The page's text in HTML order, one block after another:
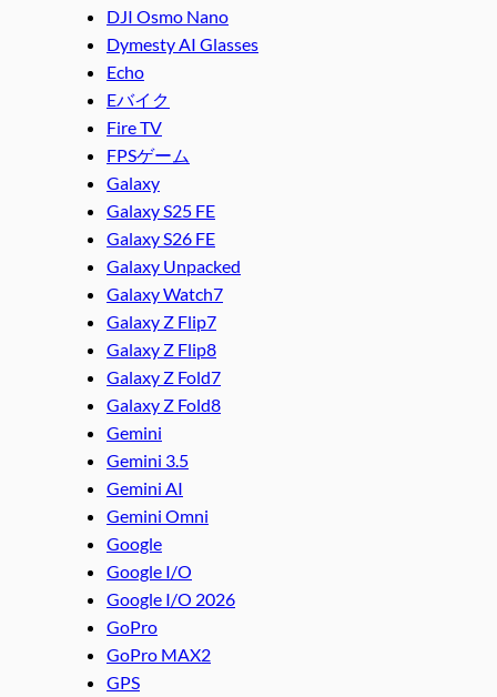
DJI Osmo Nano
Dymesty AI Glasses
Echo
Eバイク
Fire TV
FPSゲーム
Galaxy
Galaxy S25 FE
Galaxy S26 FE
Galaxy Unpacked
Galaxy Watch7
Galaxy Z Flip7
Galaxy Z Flip8
Galaxy Z Fold7
Galaxy Z Fold8
Gemini
Gemini 3.5
Gemini AI
Gemini Omni
Google
Google I/O
Google I/O 2026
GoPro
GoPro MAX2
GPS